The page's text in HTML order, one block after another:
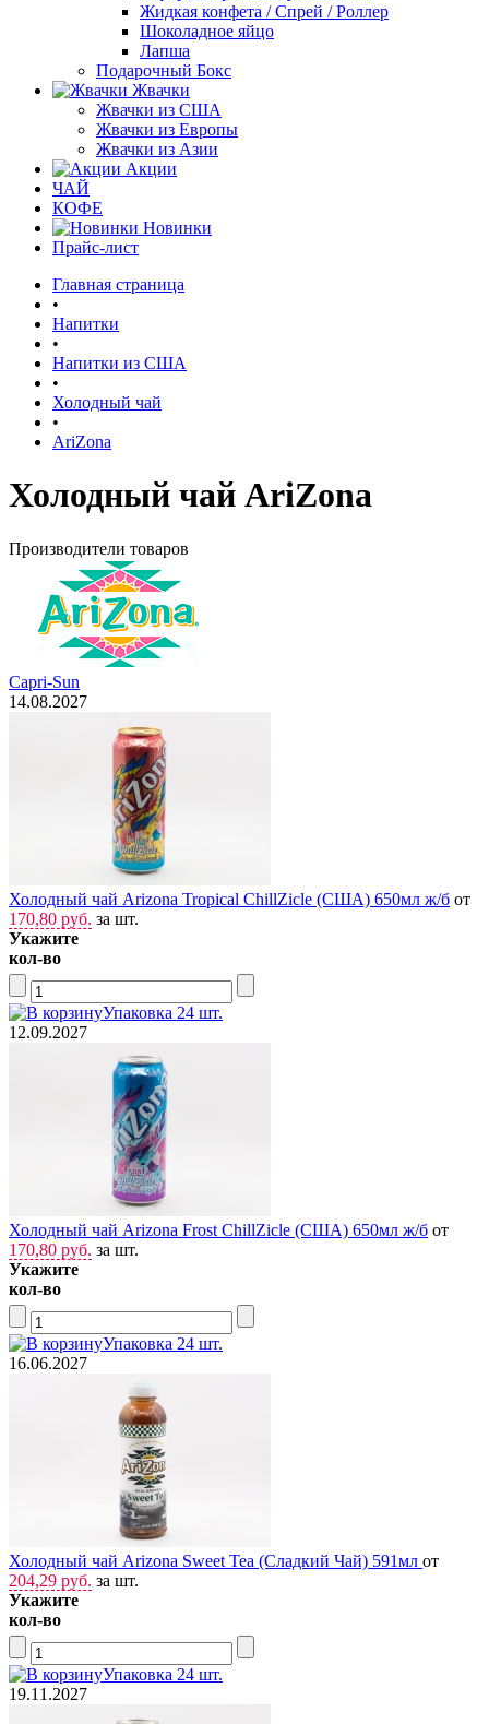
Жидкая конфета / Спрей / Роллер
Шоколадное яйцо
Лапша
Подарочный Бокс
Жвачки
Жвачки из США
Жвачки из Европы
Жвачки из Азии
Акции
ЧАЙ
КОФЕ
Новинки
Прайс-лист
Главная страница
•
Напитки
•
Напитки из США
•
Холодный чай
•
AriZona
Холодный чай AriZona
Производители товаров
Capri-Sun
14.08.2027
Холодный чай Arizona Tropical ChillZicle (США) 650мл ж/б от
170,80 руб. за шт.
Укажите
кол-во
Упаковка 24 шт.
12.09.2027
Холодный чай Arizona Frost ChillZicle (США) 650мл ж/б от
170,80 руб. за шт.
Укажите
кол-во
Упаковка 24 шт.
16.06.2027
Холодный чай Arizona Sweet Tea (Сладкий Чай) 591мл от
204,29 руб. за шт.
Укажите
кол-во
Упаковка 24 шт.
19.11.2027